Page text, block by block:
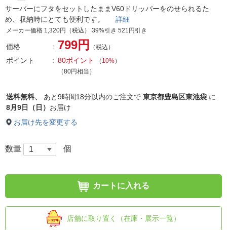
サーバーにフタをセットしたままV60ドリッパーをのせられるた
め、収納時にとても便利です。 詳細
メーカー価格 1,320円（税込） 39%引き 521円引き
価格 799円 （税込）
ポイント 80ポイント （ 10%）
（80円相当）
送料無料、 あと9時間18分以内のご注文で 東京都豊島区東池袋 に
8月9日（日） お届け
お届け先を変更する
数量 個
カートに入れる
店舗に取り置く（在庫・展示一覧）